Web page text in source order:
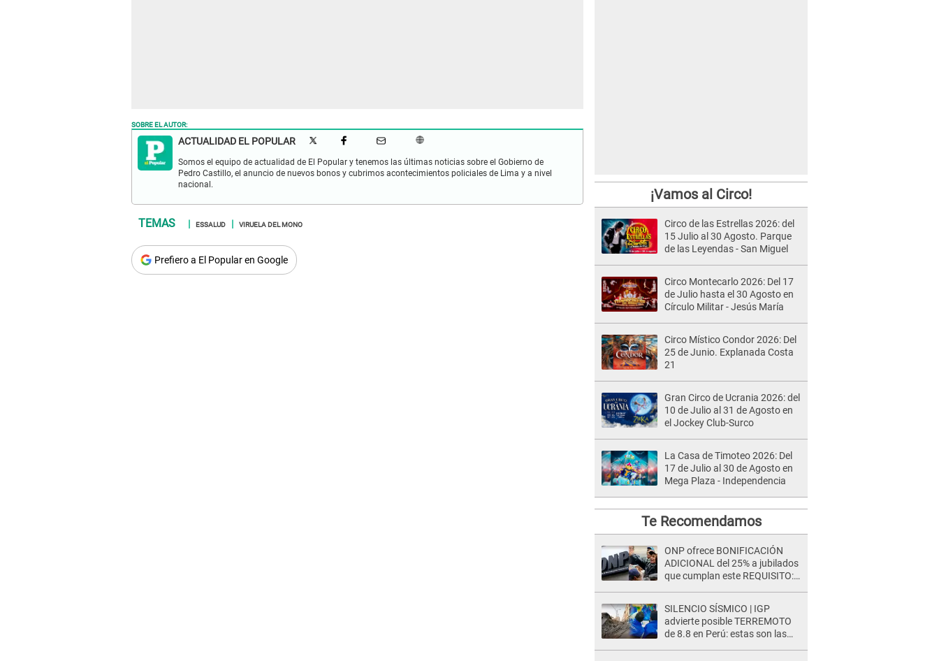
SOBRE EL AUTOR:
ACTUALIDAD EL POPULAR
Somos el equipo de actualidad de El Popular y tenemos las últimas noticias sobre el Gobierno de
Pedro Castillo, el anuncio de nuevos bonos y cubrimos acontecimientos policiales de Lima y a nivel
nacional.
ESSALUD VIRUELA DEL MONO
Prefiero a El Popular en Google
¡Vamos al Circo!
Circo de las Estrellas 2026: del
15 Julio al 30 Agosto. Parque
de las Leyendas - San Miguel
Circo Montecarlo 2026: Del 17
de Julio hasta el 30 Agosto en
Círculo Militar - Jesús María
Circo Místico Condor 2026: Del
25 de Junio. Explanada Costa
21
Gran Circo de Ucrania 2026: del
10 de Julio al 31 de Agosto en
el Jockey Club-Surco
La Casa de Timoteo 2026: Del
17 de Julio al 30 de Agosto en
Mega Plaza - Independencia
Te Recomendamos
ONP ofrece BONIFICACIÓN
ADICIONAL del 25% a jubilados
que cumplan este REQUISITO:
SILENCIO SÍSMICO | IGP
advierte posible TERREMOTO
de 8.8 en Perú: estas son las